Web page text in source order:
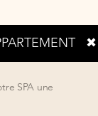
SPA une